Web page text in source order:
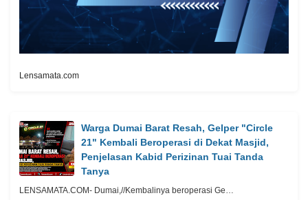
Lensamata.com
Warga Dumai Barat Resah, Gelper "Circle
21" Kembali Beroperasi di Dekat Masjid,
Penjelasan Kabid Perizinan Tuai Tanda
Tanya
LENSAMATA.COM- Dumai,//Kembalinya beroperasi Ge…